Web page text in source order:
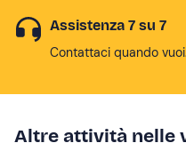
Assistenza 7 su 7
Contattaci quando
Altre attività nelle